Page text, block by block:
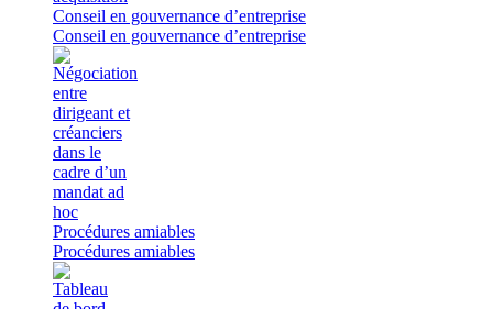
Conseil en gouvernance d’entreprise
Conseil en gouvernance d’entreprise
Procédures amiables
Procédures amiables